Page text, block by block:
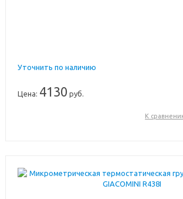
Уточнить по наличию
Цена: 4130 руб.
К